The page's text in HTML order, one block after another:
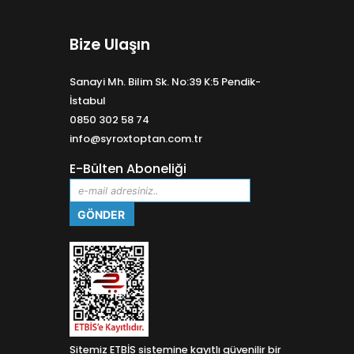
Bize Ulaşın
Sanayi Mh. Bilim Sk. No:39 K:5 Pendik-
İstabul
0850 302 58 74
info@syroxtoptan.com.tr
E-Bülten Aboneliği
Sitemiz ETBİS sistemine kayıtlı güvenilir bir